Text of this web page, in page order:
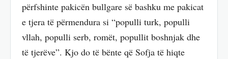
përfshinte pakicën bullgare së bashku me pakicat
e tjera të përmendura si “populli turk, populli
vllah, populli serb, romët, popullit boshnjak dhe
të tjerëve”. Kjo do të bënte që Sofja të hiqte